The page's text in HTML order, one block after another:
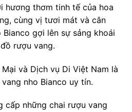
hương thơm tinh tế của hoa
cùng vị tươi mát và cân
gợi lên sự sảng khoái
rượu vang.
và Dịch vụ Di Việt Nam là
nho Bianco uy tín.
cấp những chai rượu vang